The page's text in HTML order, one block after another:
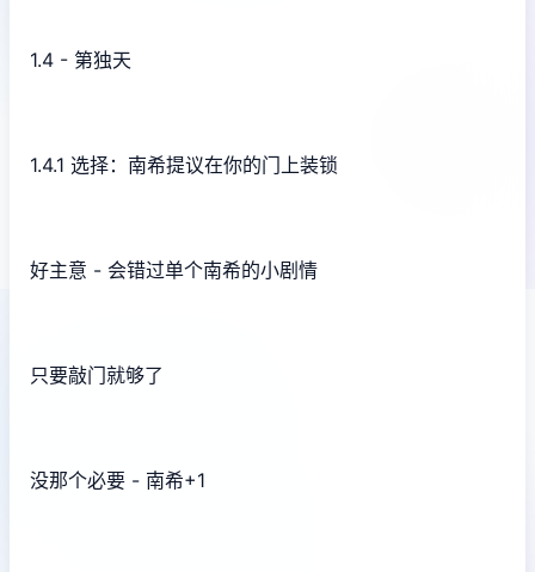
1.4 - 第独天
1.4.1 选择：南希提议在你的门上装锁
好主意 - 会错过单个南希的小剧情
只要敲门就够了
没那个必要 - 南希+1